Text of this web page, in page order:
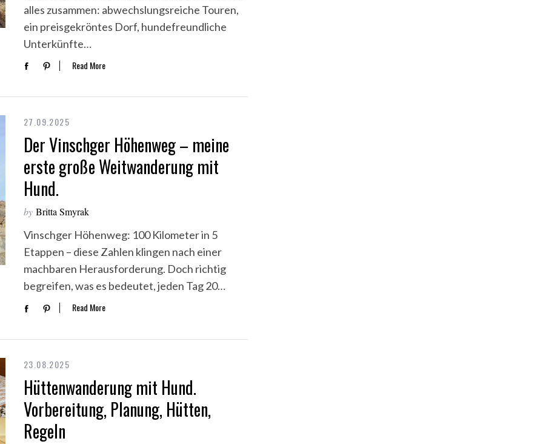
alles zusammen: abwechslungsreiche Touren,
ein preisgekröntes Dorf, hundefreundliche
Unterkünfte…
Read More
27.09.2025
Der Vinschger Höhenweg – meine
erste große Weitwanderung mit
Hund.
by Britta Smyrak
Vinschger Höhenweg: 100 Kilometer in 5
Etappen – diese Zahlen klingen nach einer
machbaren Herausforderung. Doch richtig
begreifen, was es bedeutet, jeden Tag 20…
Read More
23.08.2025
Hüttenwanderung mit Hund.
Vorbereitung, Planung, Hütten,
Regeln